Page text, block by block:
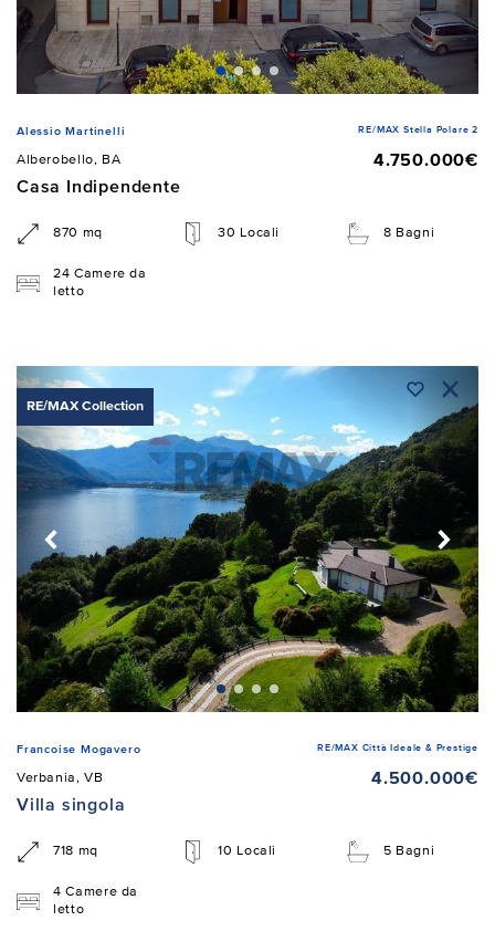
Alessio Martinelli RE/MAX Stella Polare 2
Alberobello, BA
4.750.000€
Casa Indipendente
870 mq 30 Locali 8 Bagni
24 Camere da
letto
RE/MAX Collection
Francoise Mogavero RE/MAX Città Ideale & Prestige
Verbania, VB
4.500.000€
Villa singola
718 mq 10 Locali 5 Bagni
4 Camere da
letto